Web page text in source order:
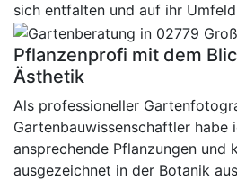
sich entfalten und auf ihr
Pflanzenprofi mit dem
Ästhetik
Als professioneller
Gartenbauwissenschaftler habe
ansprechende Pflanzungen und
ausgezeichnet in der Botanik